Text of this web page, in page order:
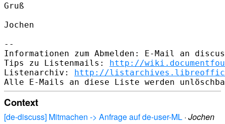
Gruß
Jochen
--
Informationen zum Abmelden: E-Mail an
Tips zu Listenmails: http://
Listenarchiv: http://
Context
[de-discuss] Mitmachen -> Anfrage auf de-user-ML · Jochen